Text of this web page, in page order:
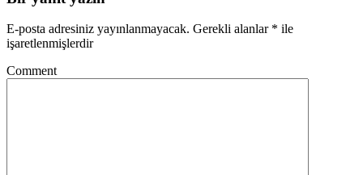
E-posta adresiniz yayınlanmayacak. Gerekli alanlar * ile
işaretlenmişlerdir
Comment